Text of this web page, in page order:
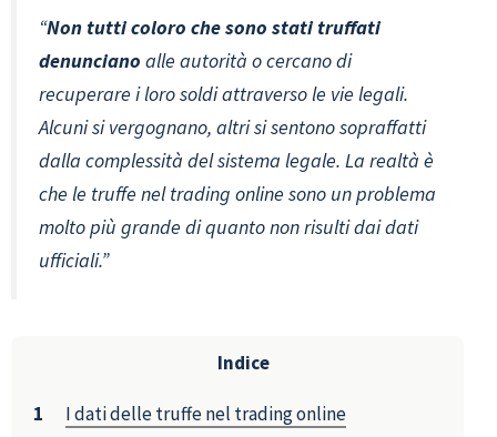
“Non tutti coloro che sono stati truffati
denunciano alle autorità o cercano di
recuperare i loro soldi attraverso le vie legali.
Alcuni si vergognano, altri si sentono sopraffatti
dalla complessità del sistema legale. La realtà è
che le truffe nel trading online sono un problema
molto più grande di quanto non risulti dai dati
ufficiali.”
Indice
I dati delle truffe nel trading online